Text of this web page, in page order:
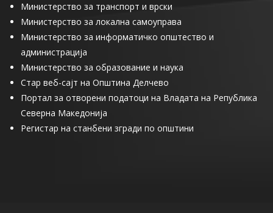
Министерство за транспорт и врски
Министерство за локална самоуправа
Министерство за информатичко општество и
администрација
Министерство за образование и наука
Стар веб-сајт на Општина Делчево
Портал за отворени податоци на Владата на Република
Северна Македонија
Регистар на станбени згради по општини